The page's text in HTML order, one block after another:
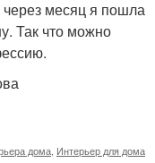
месяц я пошла
Так что можно
дома Интерьер для дома